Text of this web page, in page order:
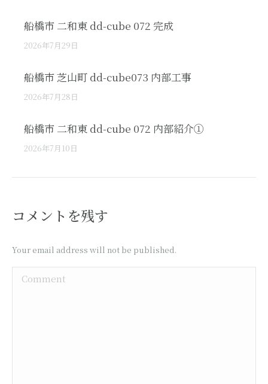
船橋市 二和東 dd-cube 072 完成
2026年7月29日
船橋市 芝山町 dd-cube073 内部工事
2026年7月28日
船橋市 二和東 dd-cube 072 内部紹介①
2026年7月10日
コメントを残す
Your email address will not be published.
Comment